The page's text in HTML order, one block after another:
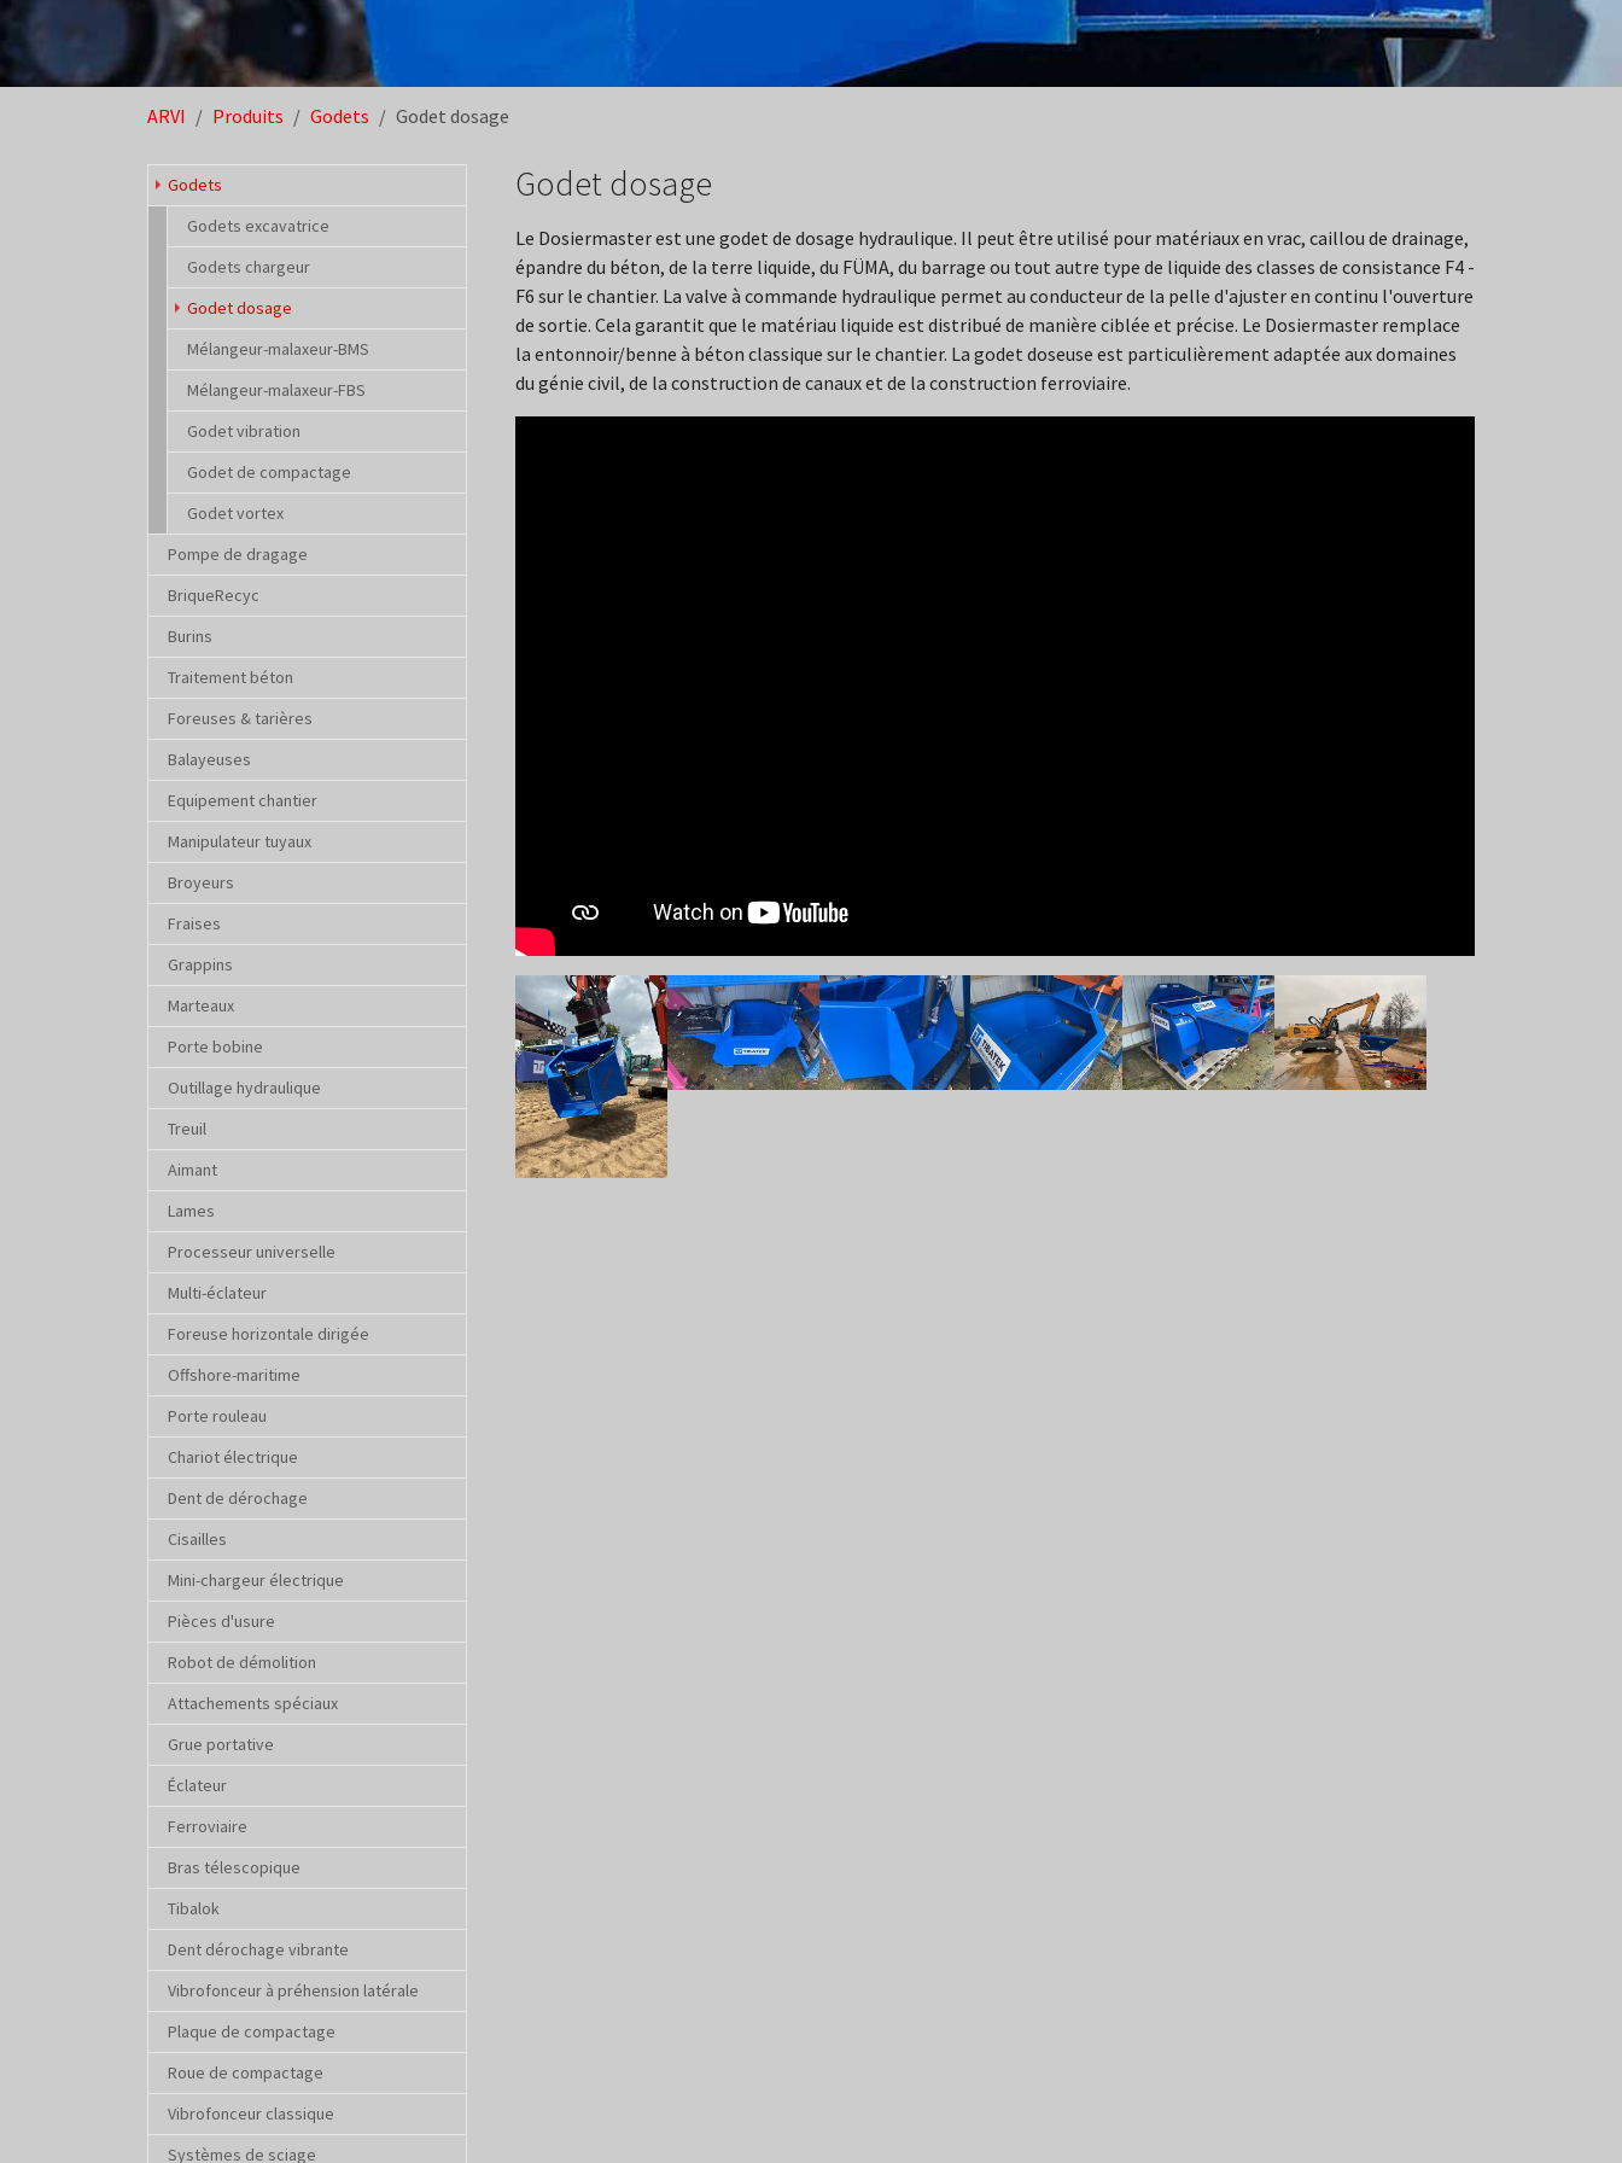
ARVI Produits Godets Godet dosage
Godet dosage
Le Dosiermaster est une godet de dosage hydraulique. Il peut être utilisé pour matériaux en vrac, caillou de drainage,
épandre du béton, de la terre liquide, du FÜMA, du barrage ou tout autre type de liquide des classes de consistance F4 -
F6 sur le chantier. La valve à commande hydraulique permet au conducteur de la pelle d'ajuster en continu l'ouverture
de sortie. Cela garantit que le matériau liquide est distribué de manière ciblée et précise. Le Dosiermaster remplace
la entonnoir/benne à béton classique sur le chantier. La godet doseuse est particulièrement adaptée aux domaines
du génie civil, de la construction de canaux et de la construction ferroviaire.
Show larger versionShow larger versionShow larger versionShow larger versionShow larger versionShow larger version
Godets
Godets excavatrice
Godets chargeur
Godet dosage
Mélangeur-malaxeur-BMS
Mélangeur-malaxeur-FBS
Godet vibration
Godet de compactage
Godet vortex
Pompe de dragage
BriqueRecyc
Burins
Traitement béton
Foreuses & tarières
Balayeuses
Equipement chantier
Manipulateur tuyaux
Broyeurs
Fraises
Grappins
Marteaux
Porte bobine
Outillage hydraulique
Treuil
Aimant
Lames
Processeur universelle
Multi-éclateur
Foreuse horizontale dirigée
Offshore-maritime
Porte rouleau
Chariot électrique
Dent de dérochage
Cisailles
Mini-chargeur électrique
Pièces d'usure
Robot de démolition
Attachements spéciaux
Grue portative
Éclateur
Ferroviaire
Bras télescopique
Tibalok
Dent dérochage vibrante
Vibrofonceur à préhension latérale
Plaque de compactage
Roue de compactage
Vibrofonceur classique
Systèmes de sciage